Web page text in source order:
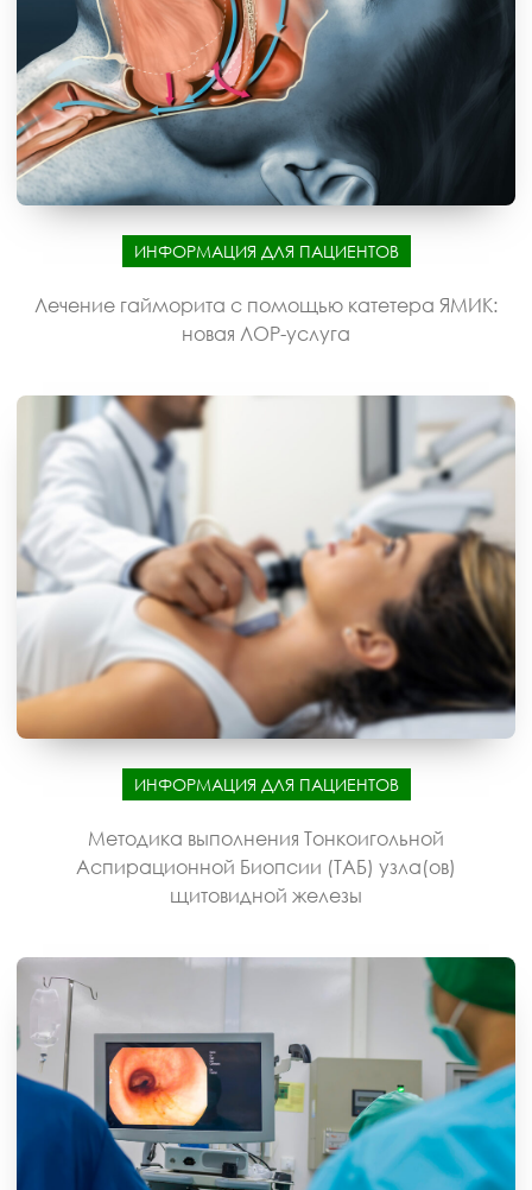
ИНФОРМАЦИЯ ДЛЯ ПАЦИЕНТОВ
Лечение гайморита с помощью катетера ЯМИК:
новая ЛОР-услуга
ИНФОРМАЦИЯ ДЛЯ ПАЦИЕНТОВ
Методика выполнения Тонкоигольной
Аспирационной Биопсии (ТАБ) узла(ов)
щитовидной железы